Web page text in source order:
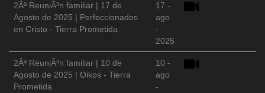
2Âª ReuniÃ³n familiar | 17 de
Agosto de 2025 | Perfeccionados
en Cristo - Tierra Prometida
17 -
ago
-
2025
2Âª ReuniÃ³n familiar | 10 de
Agosto de 2025 | Oikos - Tierra
Prometida
10 -
ago
-